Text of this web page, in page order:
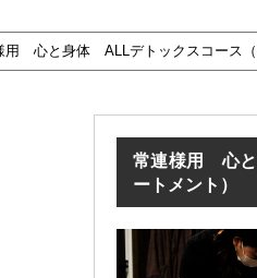
常連様用 心
ートメント）